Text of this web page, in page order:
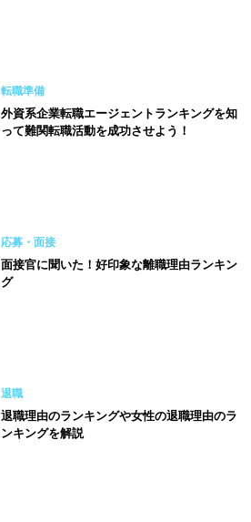
転職準備
外資系企業転職エージェントランキングを知
って難関転職活動を成功させよう！
応募・面接
面接官に聞いた！好印象な離職理由ランキン
グ
退職
退職理由のランキングや女性の退職理由のラ
ンキングを解説